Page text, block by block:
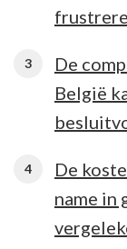
De
België
De
name in